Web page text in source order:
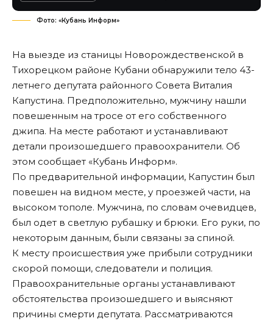
Фото: «Кубань Информ»
На выезде из станицы Новорождественской в
Тихорецком районе Кубани обнаружили тело 43-
летнего депутата районного Совета Виталия
Капустина. Предположительно, мужчину нашли
повешенным на тросе от его собственного
джипа. На месте работают и устанавливают
детали произошедшего правоохранители. Об
этом сообщает «Кубань Информ».
По предварительной информации, Капустин был
повешен на видном месте, у проезжей части, на
высоком тополе. Мужчина, по словам очевидцев,
был одет в светлую рубашку и брюки. Его руки, по
некоторым данным, были связаны за спиной.
К месту происшествия уже прибыли сотрудники
скорой помощи, следователи и полиция.
Правоохранительные органы устанавливают
обстоятельства произошедшего и выясняют
причины смерти депутата. Рассматриваются